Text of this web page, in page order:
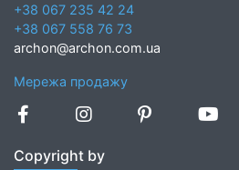
+38 067 235 42 24
+38 067 558 76 73
archon@archon.com.ua
Мережа продажу
Copyright by